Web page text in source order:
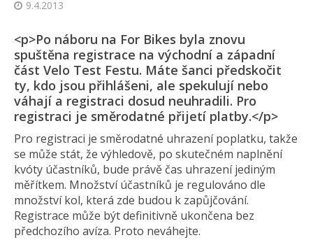
9.4.2013
<p>Po náboru na For Bikes byla znovu
spuštěna registrace na východní a západní
část Velo Test Festu. Máte šanci předskočit
ty, kdo jsou přihlášeni, ale spekulují nebo
váhají a registraci dosud neuhradili. Pro
registraci je směrodatné přijetí platby.</p>
Pro registraci je směrodatné uhrazení poplatku, takže
se může stát, že výhledově, po skutečném naplnění
kvóty účastníků, bude právě čas uhrazení jediným
měřítkem. Množství účastníků je regulováno dle
množství kol, která zde budou k zapůjčování.
Registrace může být definitivně ukončena bez
předchozího avíza. Proto neváhejte.